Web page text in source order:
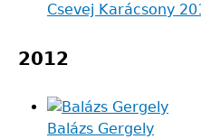
Csevej Karácsony
2012
Balázs Gergely